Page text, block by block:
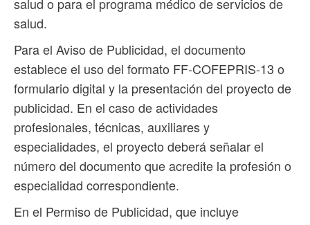
salud.
Para el Aviso de Publicidad, el documento
establece el uso del formato FF-COFEPRIS-13 o
formulario digital y la presentación del proyecto de
publicidad. En el caso de actividades
profesionales, técnicas, auxiliares y
especialidades, el proyecto deberá señalar el
número del documento que acredite la profesión o
especialidad correspondiente.
En el Permiso de Publicidad, que incluye